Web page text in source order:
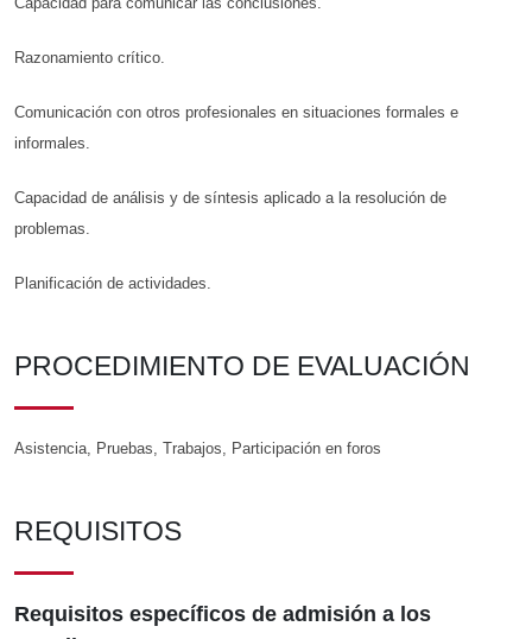
Razonamiento crítico.
Comunicación con otros profesionales en situaciones formales e
informales.
Capacidad de análisis y de síntesis aplicado a la resolución de
problemas.
Planificación de actividades.
PROCEDIMIENTO DE EVALUACIÓN
Asistencia, Pruebas, Trabajos, Participación en foros
REQUISITOS
Requisitos específicos de admisión a los